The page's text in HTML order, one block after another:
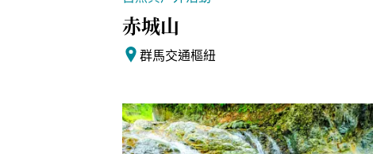
赤城山
群馬交通樞紐